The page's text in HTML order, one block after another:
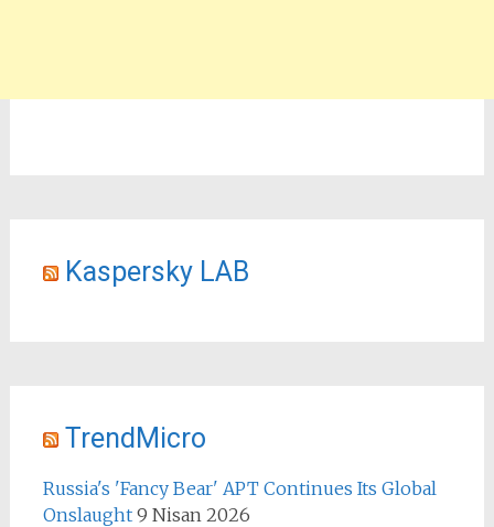
Kaspersky LAB
TrendMicro
Russia's 'Fancy Bear' APT Continues Its Global
Onslaught 9 Nisan 2026